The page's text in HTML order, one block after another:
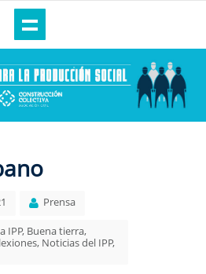
Prensa
IPP, Buena tierra,
, Noticias del IPP,